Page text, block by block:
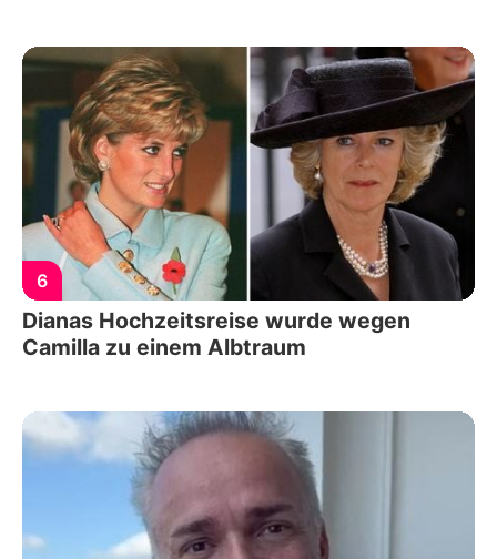
6
Dianas Hochzeitsreise wurde wegen
Camilla zu einem Albtraum